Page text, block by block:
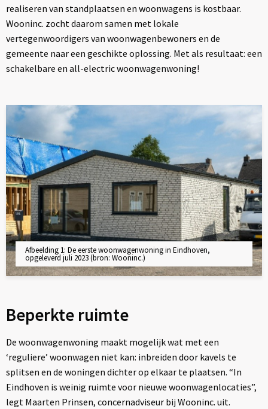
realiseren van standplaatsen en woonwagens is kostbaar.
Wooninc. zocht daarom samen met lokale
vertegenwoordigers van woonwagenbewoners en de
gemeente naar een geschikte oplossing. Met als resultaat: een
schakelbare en all-electric woonwagenwoning!
Afbeelding 1: De eerste woonwagenwoning in Eindhoven,
opgeleverd juli 2023 (bron: Wooninc.)
Beperkte ruimte
De woonwagenwoning maakt mogelijk wat met een
‘reguliere’ woonwagen niet kan: inbreiden door kavels te
splitsen en de woningen dichter op elkaar te plaatsen. “In
Eindhoven is weinig ruimte voor nieuwe woonwagenlocaties”,
legt Maarten Prinsen, concernadviseur bij Wooninc. uit.